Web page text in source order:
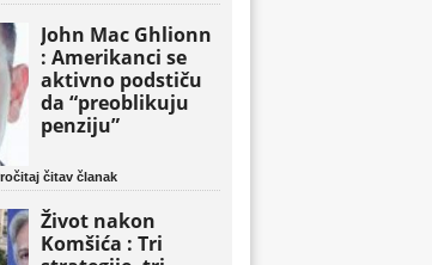
John Mac Ghlionn
: Amerikanci se
aktivno podstiču
da “preoblikuju
penziju”
čitav članak
Život nakon
Komšića : Tri